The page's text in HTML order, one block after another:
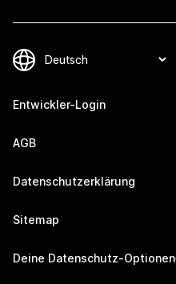
Entwickler-Login
AGB
Datenschutzerklärung
Sitemap
Deine Datenschutz-Optionen